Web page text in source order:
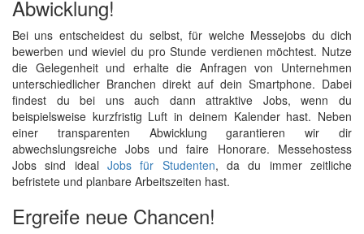
Abwicklung!
Bei uns entscheidest du selbst, für welche Messejobs du dich
bewerben und wieviel du pro Stunde verdienen möchtest. Nutze
die Gelegenheit und erhalte die Anfragen von Unternehmen
unterschiedlicher Branchen direkt auf dein Smartphone. Dabei
findest du bei uns auch dann attraktive Jobs, wenn du
beispielsweise kurzfristig Luft in deinem Kalender hast. Neben
einer transparenten Abwicklung garantieren wir dir
abwechslungsreiche Jobs und faire Honorare. Messehostess
Jobs sind ideal Jobs für Studenten, da du immer zeitliche
befristete und planbare Arbeitszeiten hast.
Ergreife neue Chancen!